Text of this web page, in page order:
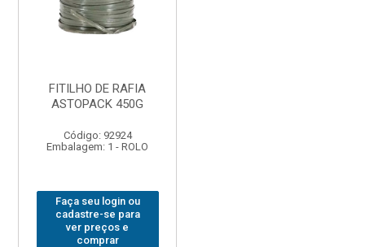
FITILHO DE RAFIA
ASTOPACK 450G
Código: 92924
Embalagem: 1 - ROLO
Faça seu login ou
cadastre-se para
ver preços e
comprar